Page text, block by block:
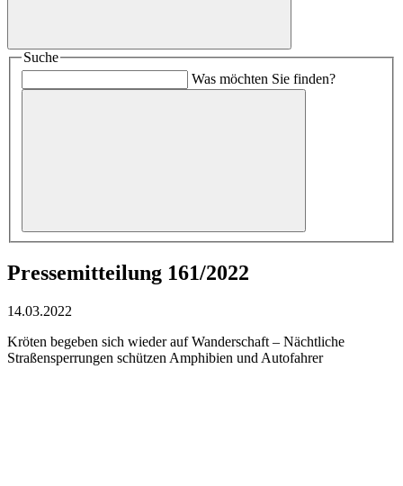
Suche
Was möchten Sie finden?
Pressemitteilung 161/2022
14.03.2022
Kröten begeben sich wieder auf Wanderschaft – Nächtliche
Straßensperrungen schützen Amphibien und Autofahrer